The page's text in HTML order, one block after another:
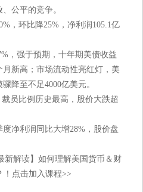
公平的竞争。
，环比降25%，净利润105.1亿
，强于预期，十年期美债收益
新高；市场流动性亮红灯，美
降至不足4000亿美元。
员比例历史最高，股价大跌超
净利润同比大增28%，股价盘
新解读】如何理解美国货币＆财
！点击加入课程>>